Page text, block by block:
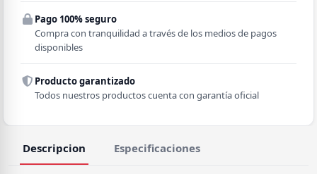
Comuna
Pago 100% seguro
Compra con tranquilidad a través de los medios de pagos
disponibles
Producto garantizado
Todos nuestros productos cuenta con garantía oficial
Descripcion Especificaciones